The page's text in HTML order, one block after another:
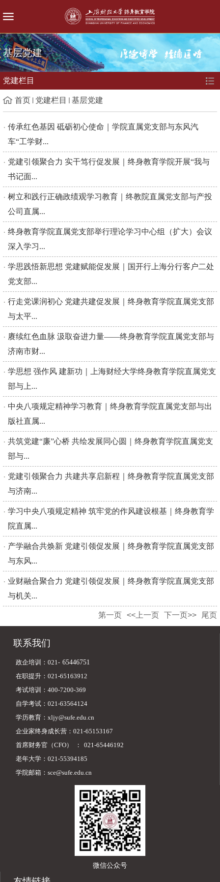
基层党建
党建栏目
首页 党建栏目 基层党建
传承红色基因 砥砺初心使命｜学院直属党支部与东风汽
车“工学财...
党建引领聚合力 实干笃行促发展｜终身教育学院开展“我与
书记面...
树立和践行正确政绩观学习教育｜终教院直属党支部与产投
公司直属...
终身教育学院直属党支部举行理论学习中心组（扩大）会议
深入学习...
学思践悟新思想 党建赋能促发展｜国开行上海分行客户二处
党支部...
行走党课润初心 党建共建促发展｜终身教育学院直属党支部
与太平...
赓续红色血脉 汲取奋进力量——终身教育学院直属党支部与
济南市财...
学思想 强作风 建新功｜上海财经大学终身教育学院直属党支
部与上...
中央八项规定精神学习教育｜终身教育学院直属党支部与出
版社直属...
共筑党建“廉”心桥 共绘发展同心圆｜终身教育学院直属党支
部与...
党建引领聚合力 共建共享启新程｜终身教育学院直属党支部
与济南...
学习中央八项规定精神 筑牢党的作风建设根基｜终身教育学
院直属...
产学融合共焕新 党建引领促发展｜终身教育学院直属党支部
与东风...
业财融合聚合力 党建引领促发展｜终身教育学院直属党支部
与机关...
第一页 <<上一页 下一页>> 尾页
联系我们
政企培训：021- 65446751
在职提升：021-65163912
考试培训：400-7200-369
自学考试：021-63564124
学历教育：xljy@sufe.edu.cn
企业家终身成长营：021-65153167
首席财务官（CFO）
：
021-65446192
老年大学：021-55394185
学院邮箱：sce@sufe.edu.cn
微信公众号